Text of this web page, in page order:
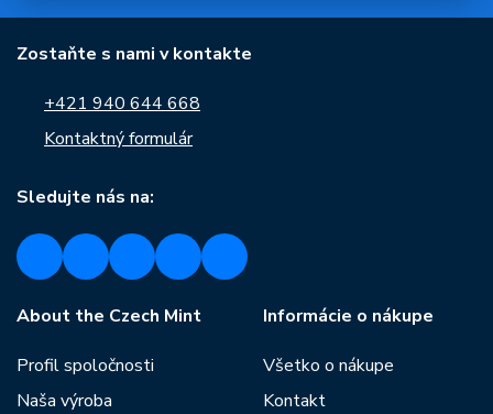
Zostaňte s nami v kontakte
+421 940 644 668
Kontaktný formulár
Sledujte nás na:
About the Czech Mint
Profil spoločnosti
Naša výroba
Informácie o nákupe
Všetko o nákupe
Kontakt